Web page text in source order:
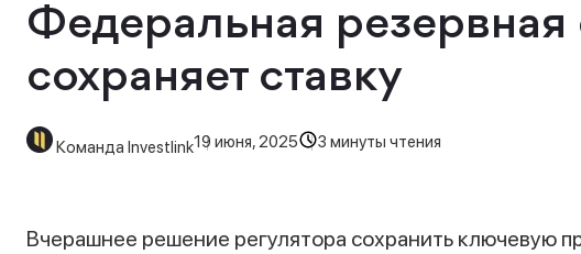
Федеральная резервная
сохраняет ставку
Команда Investlink19 июня, 2025 3 минуты чтения
Вчерашнее решение регулятора сохранить ключевую